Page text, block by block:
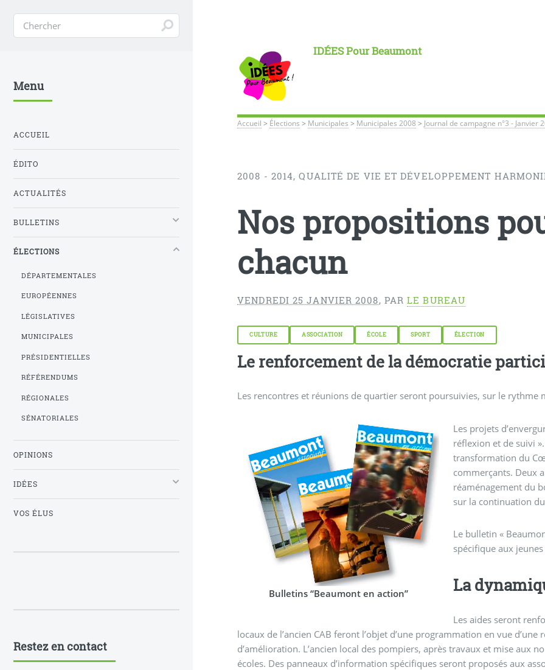
IDÉES Pour Beaumont
Accueil > Élections > Municipales > Municipales 2008 > Journal de campagne n°3 - Janvier
2008 - 2014, QUALITÉ DE VIE ET DÉVELOPPEMENT
Nos propositions
chacun
VENDREDI 25 JANVIER 2008, PARLE BUREAU
CULTURE ASSOCIATION ÉCOLE SPORT ÉLECTION
Le renforcement de la démocratie
Les rencontres et réunions de quartier seront poursuivies, sur le rythme
Bulletins “Beaumont en action”
Les projets
réflexion et de suivi
transformation du
commerçants. Deux
réaménagement du
sur la continuation
Le bulletin «
spécifique aux
La
Les aides seront
locaux de l’ancien CAB feront l’objet d’une programmation en vue
d’amélioration. L’ancien local des pompiers, après travaux et mise aux
écoles. Des panneaux d’information spécifiques seront proposés aux
Menu
ACCUEIL
ÉDITO
ACTUALITÉS
BULLETINS
ÉLECTIONS
DÉPARTEMENTALES
EUROPÉENNES
LÉGISLATIVES
MUNICIPALES
PRÉSIDENTIELLES
RÉFÉRENDUMS
RÉGIONALES
SÉNATORIALES
OPINIONS
IDÉES
VOS ÉLUS
Restez en contact